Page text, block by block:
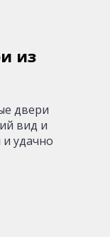
из
двери
вид и
и удачно